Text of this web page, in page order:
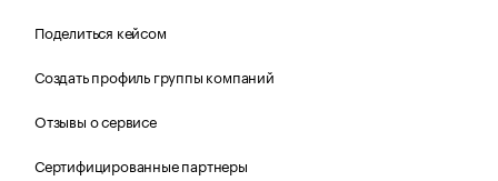
Поделиться кейсом
Создать профиль группы компаний
Отзывы о сервисе
Сертифицированные партнеры